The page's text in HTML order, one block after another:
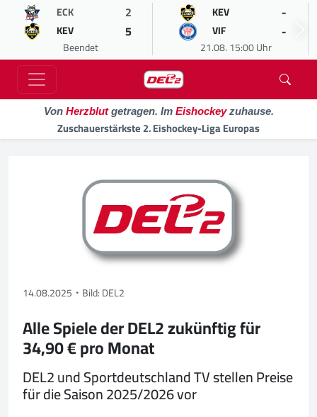
ECK 2
KEV 5
Beendet
KEV -
VIF -
21.08. 15:00 Uhr
Von Herzblutgetragen. Im Eishockeyzuhause.
Zuschauerstärkste 2. Eishockey-Liga Europas
14.08.2025 Bild: DEL2
Alle Spiele der DEL2 zukünftig für
34,90 € pro Monat
DEL2 und Sportdeutschland TV stellen Preise
für die Saison 2025/2026 vor